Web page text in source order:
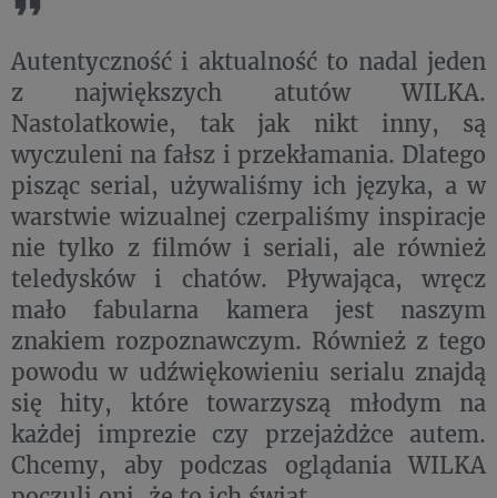
Autentyczność i aktualność to nadal jeden
z największych atutów WILKA.
Nastolatkowie, tak jak nikt inny, są
wyczuleni na fałsz i przekłamania. Dlatego
pisząc serial, używaliśmy ich języka, a w
warstwie wizualnej czerpaliśmy inspiracje
nie tylko z filmów i seriali, ale również
teledysków i chatów. Pływająca, wręcz
mało fabularna kamera jest naszym
znakiem rozpoznawczym. Również z tego
powodu w udźwiękowieniu serialu znajdą
się hity, które towarzyszą młodym na
każdej imprezie czy przejażdżce autem.
Chcemy, aby podczas oglądania WILKA